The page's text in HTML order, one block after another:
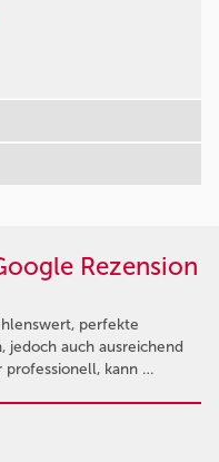
Rezension
perfekte
jedoch auch ausreichend
professionell, kann …